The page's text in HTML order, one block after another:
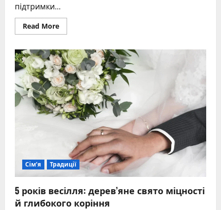
підтримки...
Read MoreRead
more
користь:
повний
гід
по
властивостях
ягоди
для
здоров’я
Сім’я Традиції
5 років весілля: дерев’яне свято міцності
й глибокого коріння